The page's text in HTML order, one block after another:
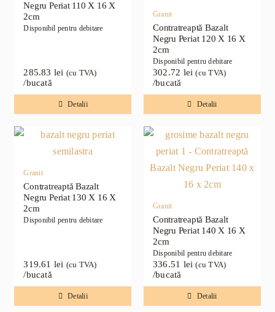
Negru Periat 110 X 16 X
2cm
Disponibil pentru debitare
285.83 lei (cu TVA)
/bucată
Detalii
Granit
Contratreaptă Bazalt
Negru Periat 120 X 16 X
2cm
Disponibil pentru debitare
302.72 lei (cu TVA)
/bucată
Detalii
Granit
Contratreaptă Bazalt
Negru Periat 130 X 16 X
2cm
Disponibil pentru debitare
319.61 lei (cu TVA)
/bucată
Detalii
Granit
Contratreaptă Bazalt
Negru Periat 140 X 16 X
2cm
Disponibil pentru debitare
336.51 lei (cu TVA)
/bucată
Detalii